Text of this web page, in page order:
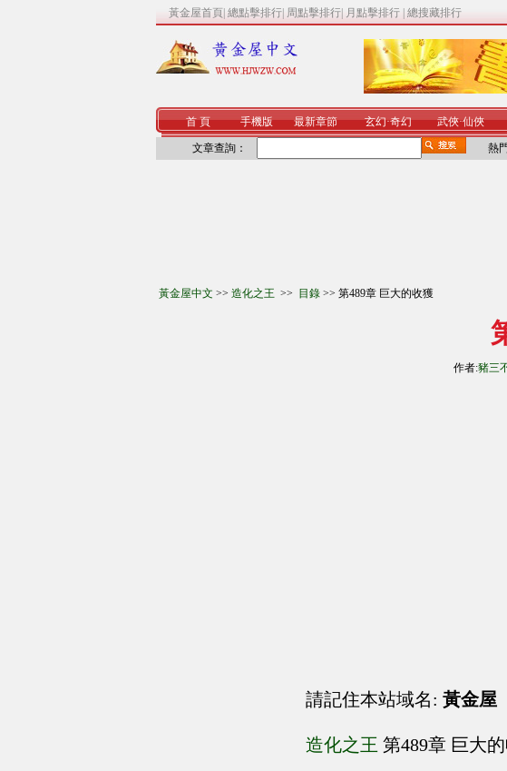
黃金屋首頁 總點擊排行 周點擊排行 月點擊排行 總搜藏排行
首 頁 手機版 最新章節 玄幻·奇幻 武俠·仙俠
文章查詢： 熱門
黃金屋中文 >> 造化之王 >> 目錄 >> 第489章 巨大的收獲
作者:豬三
請記住本站域名: 黃金屋
造化之王 第489章 巨大